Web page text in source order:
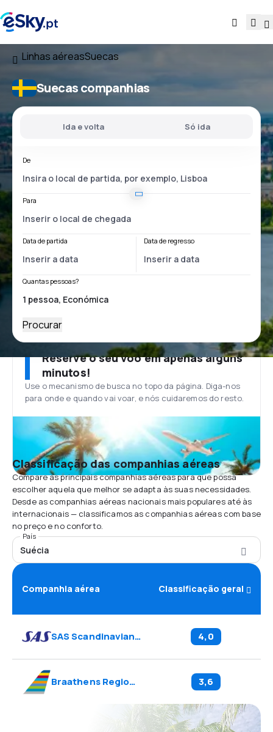
Linhas aéreasSuecas
Suecas companhias
Ida e volta Só ida
De
Para
Data de partida Data de regresso
Quantas pessoas?
Procurar
Reserve o seu voo em apenas alguns
minutos!
Use o mecanismo de busca no topo da página. Diga-nos
para onde e quando vai voar, e nós cuidaremos do resto.
Classificação das companhias aéreas
Compare as principais companhias aéreas para que possa
escolher aquela que melhor se adapta às suas necessidades.
Desde as companhias aéreas nacionais mais populares até às
internacionais — classificamos as companhias aéreas com base
no preço e no conforto.
País
Suécia
Companhia aérea Classificação geral
SAS Scandinavian Airlines ) 4,0
Braathens Regional Aviation TF)
3,6